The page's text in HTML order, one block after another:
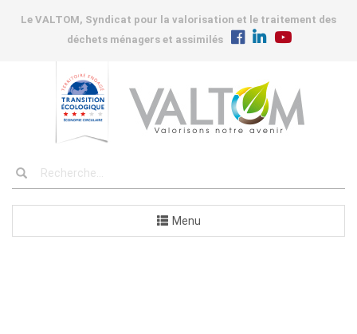
Le VALTOM, Syndicat pour la valorisation et le traitement des
déchets ménagers et assimilés
Menu